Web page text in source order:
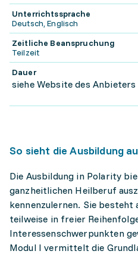
Unterrichtssprache
Deutsch, Englisch
Zeitliche Beanspruchung
Teilzeit
Dauer
siehe Website des Anbieters
So sieht die Ausbildung
Die Ausbildung in Polarity
ganzheitlichen Heilberuf
kennenzulernen. Sie besteht
teilweise in freier
Interessenschwerpunkten
Modul I vermittelt die